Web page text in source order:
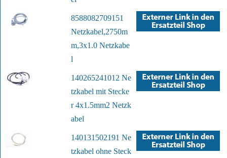
8588082709151
Netzkabel,2750m
m,3x1.0 Netzkabe
l
140265241012 Ne
tzkabel mit Stecke
r 4x1.5mm2 Netzk
abel
140131502191 Ne
tzkabel ohne Steck